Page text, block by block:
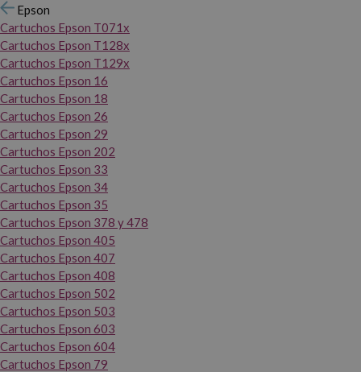
Epson
Cartuchos Epson T071x
Cartuchos Epson T128x
Cartuchos Epson T129x
Cartuchos Epson 16
Cartuchos Epson 18
Cartuchos Epson 26
Cartuchos Epson 29
Cartuchos Epson 202
Cartuchos Epson 33
Cartuchos Epson 34
Cartuchos Epson 35
Cartuchos Epson 378 y 478
Cartuchos Epson 405
Cartuchos Epson 407
Cartuchos Epson 408
Cartuchos Epson 502
Cartuchos Epson 503
Cartuchos Epson 603
Cartuchos Epson 604
Cartuchos Epson 79